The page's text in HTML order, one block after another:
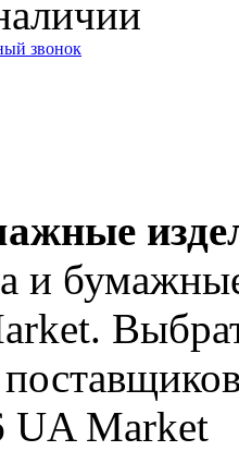
звонок
и
UA Market